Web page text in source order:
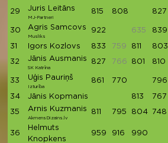
29 Juris Leitāns
MJ-Partneri
815 808 827
30 Agris Samcovs
Musliks
922 635 839
31 Igors Kozlovs 833 759 811 803
32 Jānis Ausmanis
SK Katrīna
827 766 801 810
33 Uģis Pauriņš
Izturība
861 770 796
34 Jānis Kopmanis 813 767
35 Arnis Kuzmanis
AkmensDizains.lv
811 795 804 748
36
Helmuts
Knopkens
959 916 990